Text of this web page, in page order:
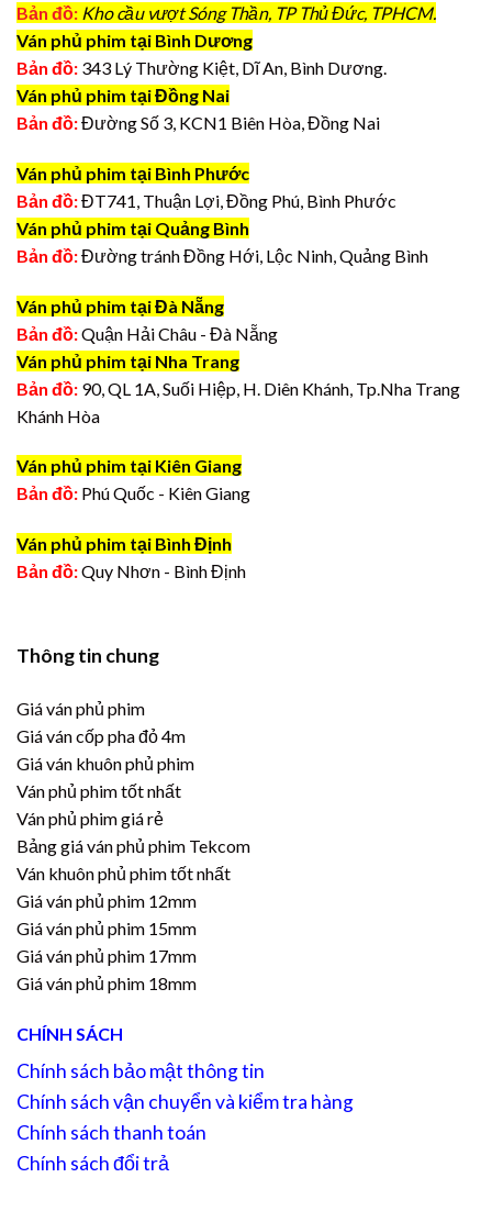
Bản đồ: Kho cầu vượt Sóng Thần, TP Thủ Đức, TPHCM.
Ván phủ phim tại Bình Dương
Bản đồ: 343 Lý Thường Kiệt, Dĩ An, Bình Dương.
Ván phủ phim tại Đồng Nai
Bản đồ:Đường Số 3, KCN1 Biên Hòa, Đồng Nai
Ván phủ phim tại Bình Phước
Bản đồ:ĐT741, Thuận Lợi, Đồng Phú, Bình Phước
Ván phủ phim tại Quảng Bình
Bản đồ:Đường tránh Đồng Hới, Lộc Ninh, Quảng Bình
Ván phủ phim tại Đà Nẵng
Bản đồ:Quận Hải Châu - Đà Nẵng
Ván phủ phim tại Nha Trang
Bản đồ: 90, QL 1A, Suối Hiệp, H. Diên Khánh, Tp.Nha Trang
Khánh Hòa
Ván phủ phim tại Kiên Giang
Bản đồ: Phú Quốc - Kiên Giang
Ván phủ phim tại Bình Định
Bản đồ:Quy Nhơn - Bình Định
Thông tin chung
Giá ván phủ phim
Giá ván cốp pha đỏ 4m
Giá ván khuôn phủ phim
Ván phủ phim tốt nhất
Ván phủ phim giá rẻ
Bảng giá ván phủ phim Tekcom
Ván khuôn phủ phim tốt nhất
Giá ván phủ phim 12mm
Giá ván phủ phim 15mm
Giá ván phủ phim 17mm
Giá ván phủ phim 18mm
CHÍNH SÁCH
Chính sách bảo mật thông tin
Chính sách vận chuyển và kiểm tra hàng
Chính sách thanh toán
Chính sách đổi trả